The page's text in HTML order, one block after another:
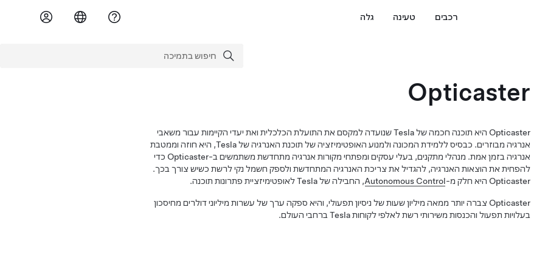
רכבים טעינה גלה
חיפוש בתמיכה
חיפוש
Opticaster
Opticaster היא תוכנה חכמה של Tesla שנועדה למקסם את התועלת הכלכלית ואת יעדי הקיימות עבור משאבי
אנרגיה מבוזרים. כבסיס ללמידת המכונה ולמנוע האופטימיזציה של תוכנת האנרגיה של Tesla, היא חוזה וממטבת
אנרגיה בזמן אמת. מנהלי מתקנים, בעלי עסקים ומפתחי מקורות אנרגיה מתחדשת משתמשים ב-Opticaster כדי
להפחית את הוצאות האנרגיה, להגדיל את צריכת האנרגיה המתחדשת ולספק חשמל נקי לרשת כשיש צורך בכך.
Opticaster היא חלק מ-
Autonomous Control, החבילה של Tesla לאופטימיזציית פתרונות תוכנה.
Opticaster צברה יותר ממאה מיליון שעות של ניסיון תפעולי, והיא ספקה ערך של עשרות מיליוני דולרים מחיסכון
בעלויות תפעול והכנסות משירותי רשת לאלפי לקוחות Tesla ברחבי העולם.